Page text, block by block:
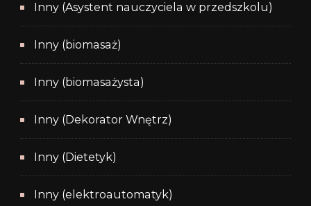
Inny (Asystent nauczyciela w przedszkolu)
Inny (biomasaż)
Inny (biomasażysta)
Inny (Dekorator Wnętrz)
Inny (Dietetyk)
Inny (elektroautomatyk)